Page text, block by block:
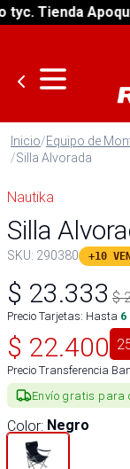
Tienda
Inicio/Equipo de
/Silla Alvorada
Nautika
Silla
SKU: 290380 +10
$ 23.333 $
Precio Tarjetas: Hasta 6
$ 22.400
Precio Transferencia
Envío gratis para
Color: Negro